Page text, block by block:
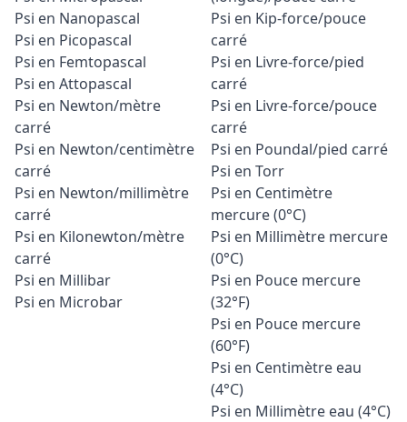
Psi en Nanopascal
Psi en Picopascal
Psi en Femtopascal
Psi en Attopascal
Psi en Newton/mètre
carré
Psi en Newton/centimètre
carré
Psi en Newton/millimètre
carré
Psi en Kilonewton/mètre
carré
Psi en Millibar
Psi en Microbar
Psi en Kip-force/pouce
carré
Psi en Livre-force/pied
carré
Psi en Livre-force/pouce
carré
Psi en Poundal/pied carré
Psi en Torr
Psi en Centimètre
mercure (0°C)
Psi en Millimètre mercure
(0°C)
Psi en Pouce mercure
(32°F)
Psi en Pouce mercure
(60°F)
Psi en Centimètre eau
(4°C)
Psi en Millimètre eau (4°C)